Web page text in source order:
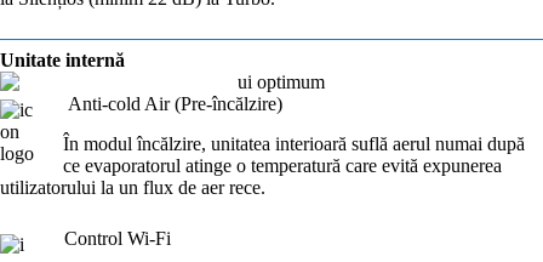
Unitate internă
Anti-cold Air (Pre-încălzire)
În modul încălzire, unitatea interioară suflă aerul numai după
ce evaporatorul atinge o temperatură care evită expunerea
utilizatorului la un flux de aer rece.
Control Wi-Fi